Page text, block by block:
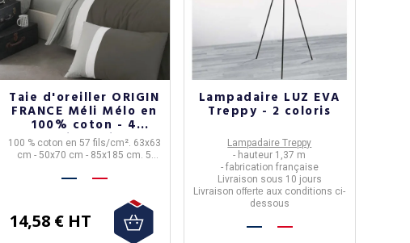
Taie d'oreiller ORIGIN
FRANCE Méli Mélo en
100% coton - 4
coloris 3 tailles
100 % coton en 57 fils/cm². 63x63
cm - 50x70 cm - 85x185 cm. 5
14,58 € HT
Lampadaire LUZ EVA
Treppy - 2 coloris
Lampadaire Treppy
- hauteur 1,37 m
- fabrication française
Livraison sous 10 jours
Livraisonofferte aux conditions ci-
dessous